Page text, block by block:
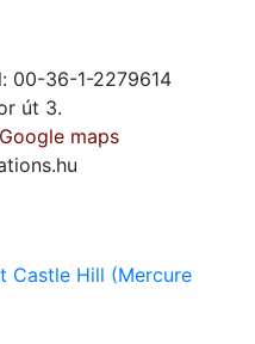
00-36-1-2279614
út 3.
maps
Castle Hill (Mercure